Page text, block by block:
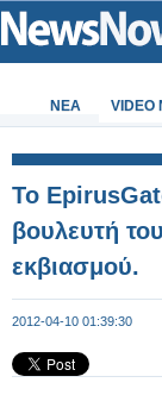
ΝΕΑ VIDEO
Το
βουλευτή
εκβιασμού.
2012-04-10 01:39:30